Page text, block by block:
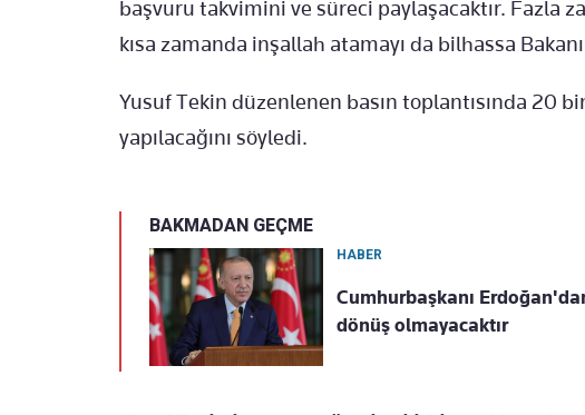
başvuru takvimini ve süreci paylaşacaktır. Fazla
kısa zamanda inşallah atamayı da bilhassa
Yusuf Tekin düzenlenen basın toplantısında 20
yapılacağını söyledi.
BAKMADAN GEÇME
HABER
Cumhurbaşkanı
dönüş olmayacaktır